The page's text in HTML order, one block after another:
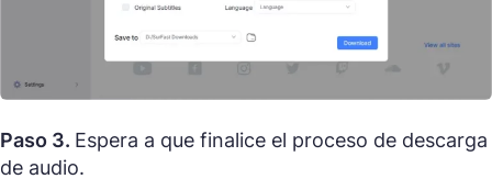
Paso 3. Espera a que finalice el proceso de descarga
de audio.